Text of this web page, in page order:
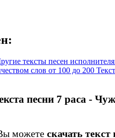
тексты песен
слов от 100 до 200
песни 7 раса -
можете скачать текст